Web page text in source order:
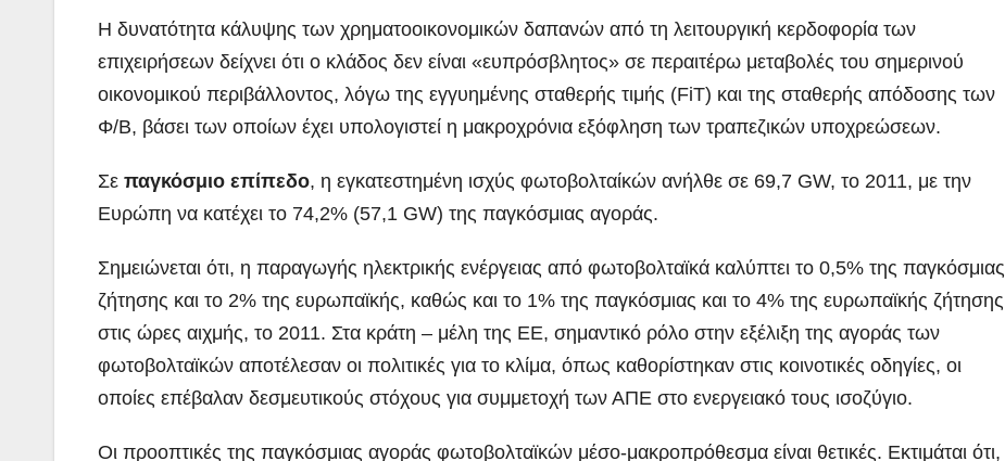
Η δυνατότητα κάλυψης των χρηματοοικονομικών δαπανών από τη λειτουργική κερδοφορία των
επιχειρήσεων δείχνει ότι ο κλάδος δεν είναι «ευπρόσβλητος» σε περαιτέρω μεταβολές του σημερινού
οικονομικού περιβάλλοντος, λόγω της εγγυημένης σταθερής τιμής (FiT) και της σταθερής απόδοσης των
Φ/Β, βάσει των οποίων έχει υπολογιστεί η μακροχρόνια εξόφληση των τραπεζικών υποχρεώσεων.
Σε παγκόσμιο επίπεδο, η εγκατεστημένη ισχύς φωτοβολταίκών ανήλθε σε 69,7 GW, το 2011, με την
Ευρώπη να κατέχει το 74,2% (57,1 GW) της παγκόσμιας αγοράς.
Σημειώνεται ότι, η παραγωγής ηλεκτρικής ενέργειας από φωτοβολταϊκά καλύπτει το 0,5% της παγκόσμιας
ζήτησης και το 2% της ευρωπαϊκής, καθώς και το 1% της παγκόσμιας και το 4% της ευρωπαϊκής ζήτησης
στις ώρες αιχμής, το 2011. Στα κράτη – μέλη της ΕΕ, σημαντικό ρόλο στην εξέλιξη της αγοράς των
φωτοβολταϊκών αποτέλεσαν οι πολιτικές για το κλίμα, όπως καθορίστηκαν στις κοινοτικές οδηγίες, οι
οποίες επέβαλαν δεσμευτικούς στόχους για συμμετοχή των ΑΠΕ στο ενεργειακό τους ισοζύγιο.
Οι προοπτικές της παγκόσμιας αγοράς φωτοβολταϊκών μέσο-μακροπρόθεσμα είναι θετικές. Εκτιμάται ότι,